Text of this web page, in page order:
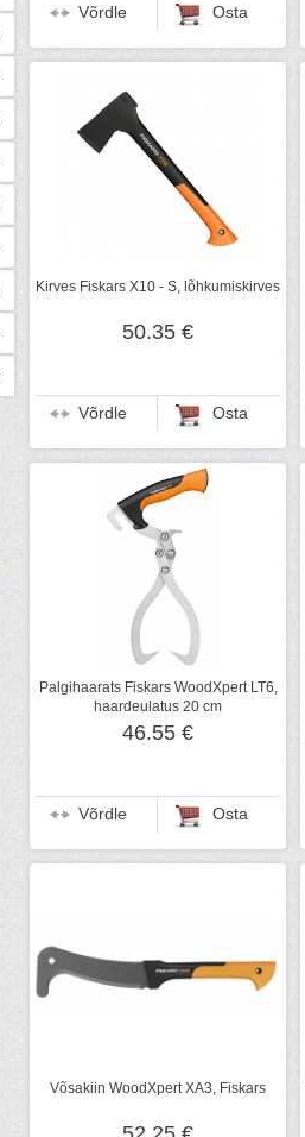
Võrdle Osta
Kirves Fiskars X10 - S, lõhkumiskirves
50.35 €
Võrdle Osta
Palgihaarats Fiskars WoodXpert LT6,
haardeulatus 20 cm
46.55 €
Võrdle Osta
Võsakiin WoodXpert XA3, Fiskars